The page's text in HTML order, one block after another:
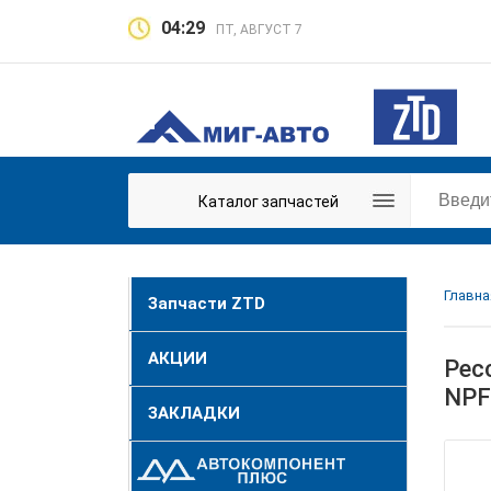
04:29 ПТ, АВГУСТ 7
Каталог запчастей
Запчасти ZTD
АКЦИИ
ЗАКЛАДКИ